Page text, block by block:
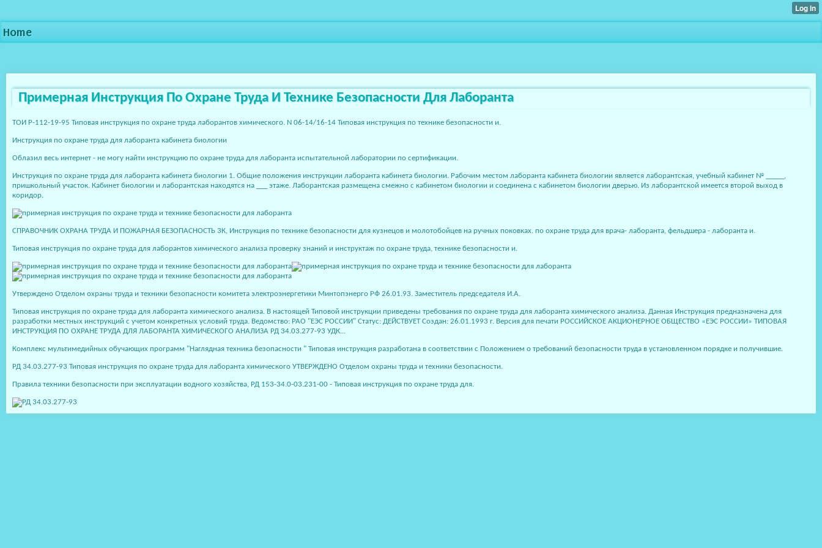
Home
Примерная Инструкция По Охране Труда И Технике Безопасности Для Лаборанта
ТОИ Р-112-19-95 Типовая инструкция по охране труда лаборантов химического. N 06-14/16-14 Типовая инструкция по технике безопасности и.
Инструкция по охране труда для лаборанта кабинета биологии
Облазил весь интернет - не могу найти инструкцию по охране труда для лаборанта испытательной лаборатории по сертификации.
Инструкция по охране труда для лаборанта кабинета биологии 1. Общие положения инструкции лаборанта кабинета биологии. Рабочим местом лаборанта кабинета биологии является лаборантская, учебный кабинет № _____,
пришкольный участок. Кабинет биологии и лаборантская находятся на ___ этаже. Лаборантская размещена смежно с кабинетом биологии и соединена с кабинетом биологии дверью. Из лаборантской имеется второй выход в
коридор.
СПРАВОЧНИК ОХРАНА ТРУДА И ПОЖАРНАЯ БЕЗОПАСНОСТЬ 3К, Инструкция по технике безопасности для кузнецов и молотобойцев на ручных поковках. по охране труда для врача- лаборанта, фельдшера - лаборанта и.
Типовая инструкция по охране труда для лаборантов химического анализа проверку знаний и инструктаж по охране труда, технике безопасности и.
Утверждено Отделом охраны труда и техники безопасности комитета электроэнергетики Минтопэнерго РФ 26.01.93. Заместитель председателя И.А.
Типовая инструкция по охране труда для лаборанта химического анализа. В настоящей Типовой инструкции приведены требования по охране труда для лаборанта химического анализа. Данная Инструкция предназначена для
разработки местных инструкций с учетом конкретных условий труда. Ведомство: РАО "ЕЭС РОССИИ" Статус: ДЕЙСТВУЕТ Создан: 26.01.1993 г. Версия для печати РОССИЙСКОЕ АКЦИОНЕРНОЕ ОБЩЕСТВО «ЕЭС РОССИИ» ТИПОВАЯ
ИНСТРУКЦИЯ ПО ОХРАНЕ ТРУДА ДЛЯ ЛАБОРАНТА ХИМИЧЕСКОГО АНАЛИЗА РД 34.03.277-93 УДК...
Комплекс мультимедийных обучающих программ "Наглядная техника безопасности " Типовая инструкция разработана в соответствии с Положением о требований безопасности труда в установленном порядке и получившие.
РД 34.03.277-93 Типовая инструкция по охране труда для лаборанта химического УТВЕРЖДЕНО Отделом охраны труда и техники безопасности.
Правила техники безопасности при эксплуатации водного хозяйства, РД 153-34.0-03.231-00 - Типовая инструкция по охране труда для.